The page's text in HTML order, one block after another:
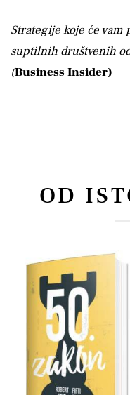
Strategije koje će
suptilnih društvenih
(Business Insider)
OD